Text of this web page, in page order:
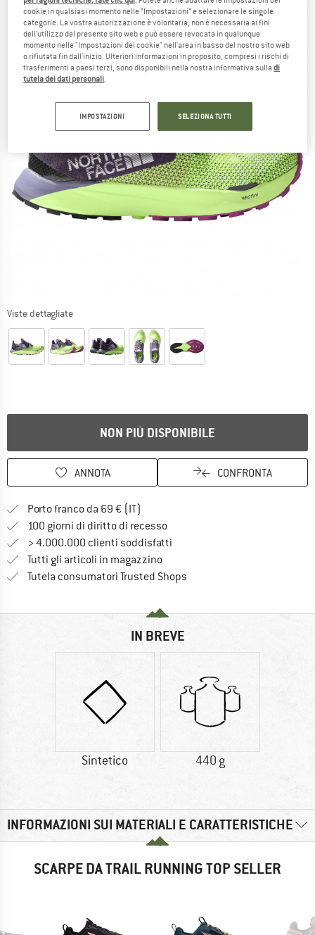
Viste dettagliate
NON PIÙ DISPONIBILE
ANNOTA CONFRONTA
Porto franco da 69 € (IT)
100 giorni di diritto di recessoVai alla politica di recesso qui
> 4.000.000 clienti soddisfatti
Tutti gli articoli in magazzino
Tutela consumatori Trusted Shops
IN BREVE
Sintetico 440 g
INFORMAZIONI SUI MATERIALI E CARATTERISTICHE
SCARPE DA TRAIL RUNNING TOP SELLER
cookie in qualsiasi momento nelle “Impostazioni” e selezionare le singole
categorie. La vostra autorizzazione è volontaria, non è necessaria ai fini
dell'utilizzo del presente sito web e può essere revocata in qualunque
momento nelle "Impostazioni dei cookie" nell'area in basso del nostro sito web
o rifiutata fin dall'inizio. Ulteriori informazioni in proposito, compresi i rischi di
trasferimenti a paesi terzi, sono disponibili nella nostra informativa sulladi
tutela dei dati personali
IMPOSTAZIONI SELEZIONA TUTTI